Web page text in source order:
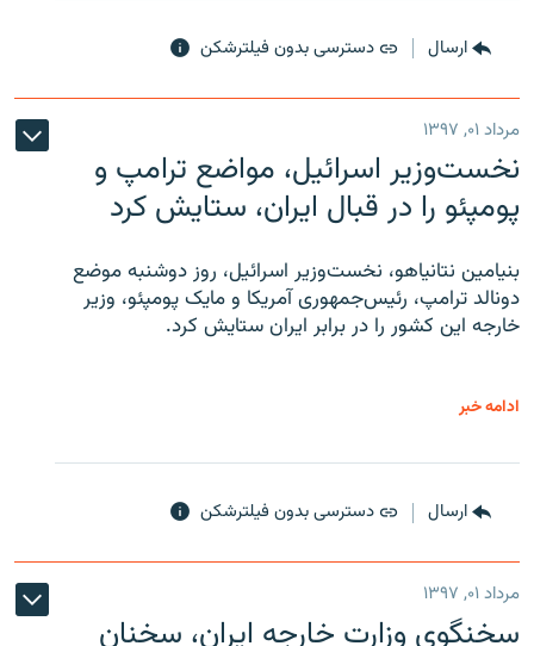
ارسال دسترسی بدون فیلترشکن
مرداد ۰۱, ۱۳۹۷
نخست‌وزیر اسرائیل، مواضع ترامپ و
پومپئو را در قبال ایران، ستایش کرد
بنیامین نتانیاهو، نخست‌وزیر اسرائیل، روز دوشنبه موضع
دونالد ترامپ، رئیس‌جمهوری آمریکا و مایک پومپئو، وزیر
خارجه این کشور را در برابر ایران ستایش کرد.
ادامه خبر
ارسال دسترسی بدون فیلترشکن
مرداد ۰۱, ۱۳۹۷
سخنگوی وزارت خارجه ایران، سخنان